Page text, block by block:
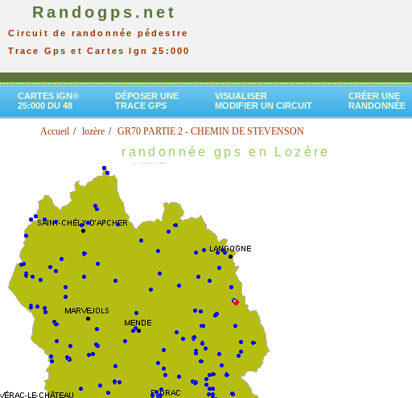
Randogps.net
Circuit de randonnée pédestre
Trace Gps et Cartes Ign 25:000
CARTES IGN®
25:000 DU 48
DÉPOSER UNE
TRACE GPS
VISUALISER
MODIFIER UN CIRCUIT
CRÉER UNE
RANDONNÉE
Accueil lozère GR70 PARTIE 2 - CHEMIN DE STEVENSON
randonnée gps en Lozère